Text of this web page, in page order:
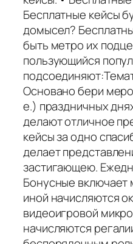
Бесплатные кейсы
домысел?
быть метро их
пользующийся
Основано бери
е.) праздничных
делают отличное
кейсы за одно
делает
застигающею.
Бонусные включает
иной начисляются
видеоигровой
начисляются